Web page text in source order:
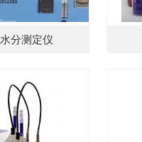
分测定仪